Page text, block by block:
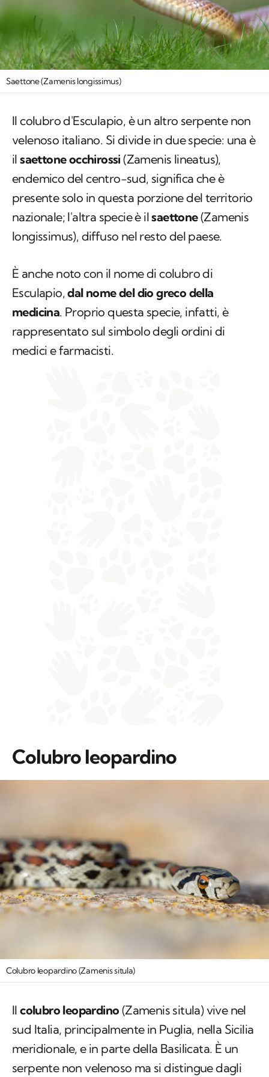
Saettone (Zamenis longissimus)
Il colubro d'Esculapio, è un altro serpente non
velenoso italiano. Si divide in due specie: una è
ilsaettone occhirossi (Zamenis lineatus),
endemico del centro-sud, significa che è
presente solo in questa porzione del territorio
nazionale; l'altra specie è ilsaettone(Zamenis
longissimus), diffuso nel resto del paese.
È anche noto con il nome di colubro di
Esculapio,dal nome del dio greco della
medicina. Proprio questa specie, infatti, è
rappresentato sul simbolo degli ordini di
medici e farmacisti.
Colubro leopardino
Colubro leopardino (Zamenis situla)
Ilcolubro leopardino (Zamenis situla) vive nel
sud Italia, principalmente in Puglia, nella Sicilia
meridionale, e in parte della Basilicata. È un
serpente non velenoso ma si distingue dagli